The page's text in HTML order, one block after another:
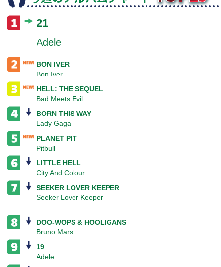
21
Adele
BON IVER
Bon Iver
HELL: THE SEQUEL
Bad Meets Evil
BORN THIS WAY
Lady Gaga
PLANET PIT
Pitbull
LITTLE HELL
City And Colour
SEEKER LOVER KEEPER
Seeker Lover Keeper
DOO-WOPS & HOOLIGANS
Bruno Mars
19
Adele